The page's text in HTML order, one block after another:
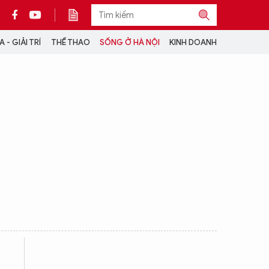
- GIẢI TRÍ THỂ THAO SỐNG Ở HÀ NỘI KINH DOANH